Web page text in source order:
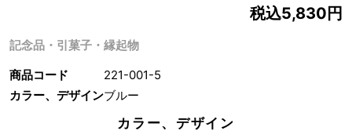
記念品・引菓子・縁起物
税込5,830円
商品コード
221-001-5
カラー、デザインブルー
カラー、デザイン